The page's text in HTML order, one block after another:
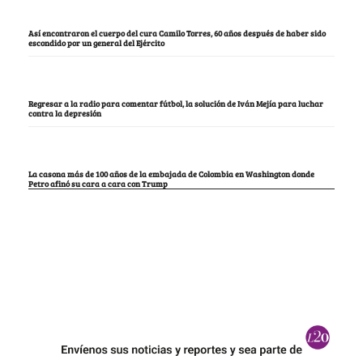
Así encontraron el cuerpo del cura Camilo Torres, 60 años después de haber sido
escondido por un general del Ejército
Regresar a la radio para comentar fútbol, la solución de Iván Mejía para luchar
contra la depresión
La casona más de 100 años de la embajada de Colombia en Washington donde
Petro afinó su cara a cara con Trump